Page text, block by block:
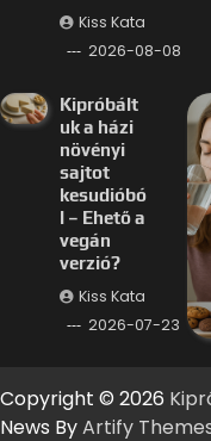
Kiss Kata
2026-08-08
Kipróbált
uk a házi
növényi
sajtot
kesudióbó
l – Ehető a
vegán
verzió?
Kiss Kata
2026-07-23
Copyright © 2026
News ByArtify